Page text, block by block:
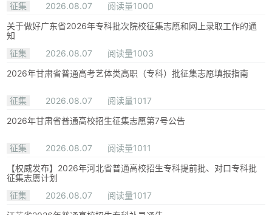
征集 2026.08.07
阅读量1000
关于做好广东省2026年专科批次院校征集志愿和网上录取工作的通
知
征集
2026.08.07
阅读量1003
2026年甘肃省普通高考艺体类高职（专科）批征集志愿填报指南
征集 2026.08.07
阅读量1017
2026年甘肃省普通高校招生征集志愿第7号公告
征集 2026.08.07
阅读量1011
【权威发布】2026年河北省普通高校招生专科提前批、对口专科批
征集志愿计划
征集
2026.08.07
阅读量1017